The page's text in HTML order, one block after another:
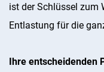
ist der Schlüssel zum
Entlastung für die
Ihre entscheidenden